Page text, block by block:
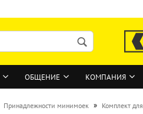
ОБЩЕНИЕ КОМПАНИЯ
Принадлежности минимоек » Комплект для